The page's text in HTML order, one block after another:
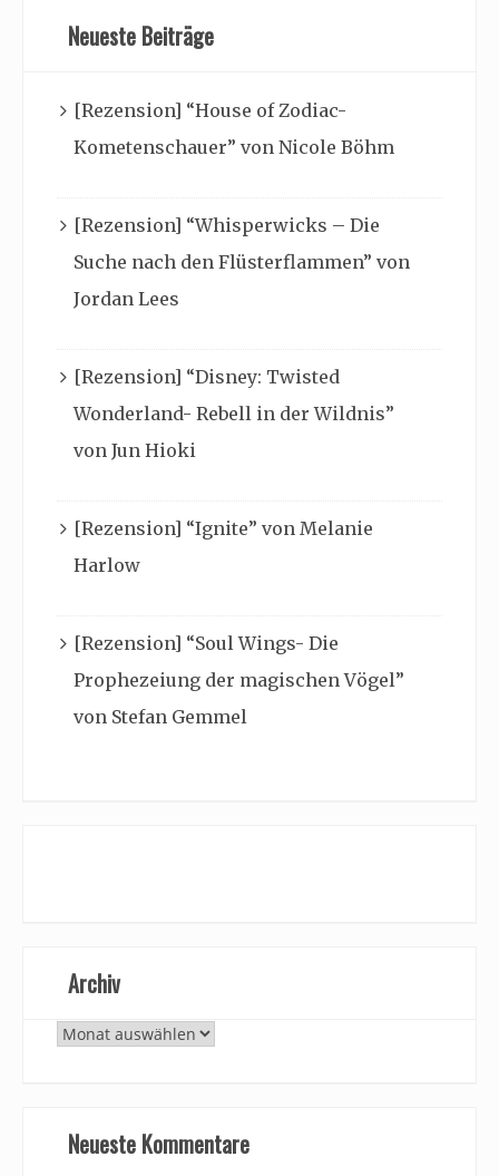
Neueste Beiträge
[Rezension] “House of Zodiac-
Kometenschauer” von Nicole Böhm
[Rezension] “Whisperwicks – Die
Suche nach den Flüsterflammen” von
Jordan Lees
[Rezension] “Disney: Twisted
Wonderland- Rebell in der Wildnis”
von Jun Hioki
[Rezension] “Ignite” von Melanie
Harlow
[Rezension] “Soul Wings- Die
Prophezeiung der magischen Vögel”
von Stefan Gemmel
Archiv
Archiv
Neueste Kommentare